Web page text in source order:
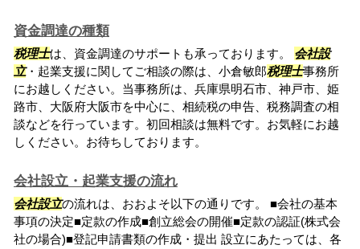
資金調達の種類
税理士は、資金調達のサポートも承っております。 会社設
立・起業支援に関してご相談の際は、小倉敏郎税理士事務所
にお越しください。当事務所は、兵庫県明石市、神戸市、姫
路市、大阪府大阪市を中心に、相続税の申告、税務調査の相
談などを行っています。初回相談は無料です。お気軽にお越
しください。お待ちしております。
会社設立・起業支援の流れ
会社設立の流れは、おおよそ以下の通りです。 ■会社の基本
事項の決定■定款の作成■創立総会の開催■定款の認証(株式会
社の場合)■登記申請書類の作成・提出 設立にあたっては、各